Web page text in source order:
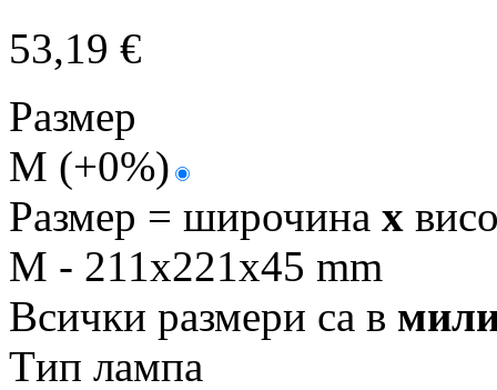
53,19 €
Размер
M (+0%)
Размер = широчина x
M - 211x221x45 mm
Всички размери са в
Tип лампа